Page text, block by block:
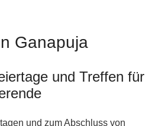
Ganapuja
und Treffen für
und zum Abschluss von